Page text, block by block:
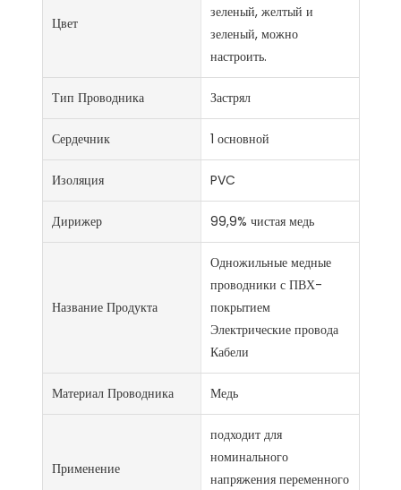
Цвет
зеленый, желтый и
зеленый, можно
настроить.
Тип Проводника Застрял
Сердечник 1 основной
Изоляция PVC
Дирижер 99,9% чистая медь
Название Продукта
Одножильные медные
проводники с ПВХ-
покрытием
Электрические провода
Кабели
Материал Проводника Медь
Применение
подходит для
номинального
напряжения переменного